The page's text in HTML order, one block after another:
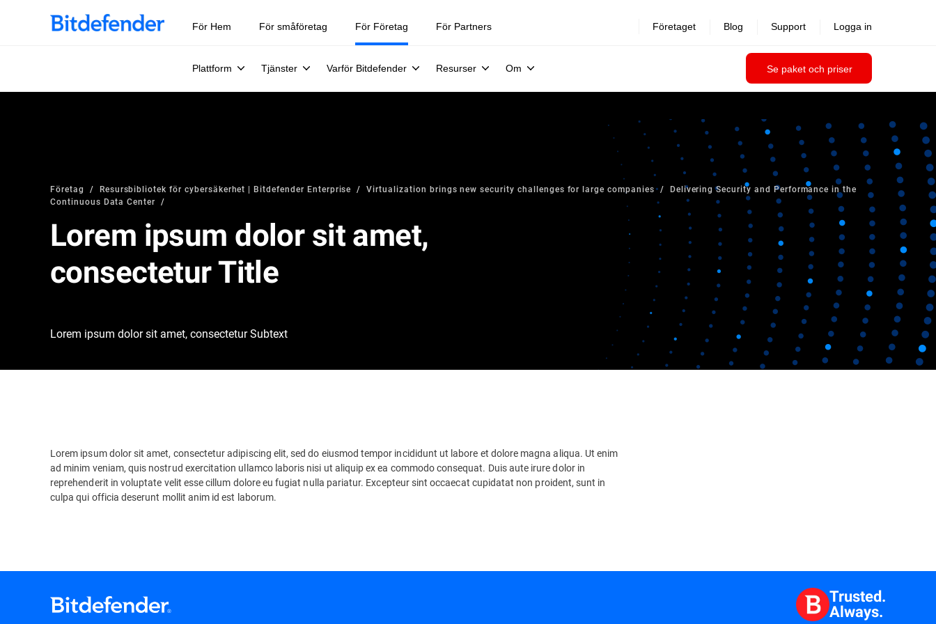
För Hem För småföretag För Företag
Plattform Tjänster Varför Bitdefender Resurser Om Se paket och priser
För Partners Företaget Blog Support Logga in
Företag Resursbibliotek för cybersäkerhet | Bitdefender Enterprise Virtualization brings new security challenges for large companies
Delivering Security and Performance in the
Continuous Data Center
Lorem ipsum dolor sit amet,
consectetur Title
Lorem ipsum dolor sit amet, consectetur Subtext
Lorem ipsum dolor sit amet, consectetur adipiscing elit, sed do eiusmod tempor incididunt ut labore et dolore magna aliqua. Ut enim
ad minim veniam, quis nostrud exercitation ullamco laboris nisi ut aliquip ex ea commodo consequat. Duis aute irure dolor in
reprehenderit in voluptate velit esse cillum dolore eu fugiat nulla pariatur. Excepteur sint occaecat cupidatat non proident, sunt in
culpa qui officia deserunt mollit anim id est laborum.
Trusted.
Always.